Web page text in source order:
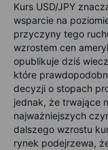
Kurs USD/JPY
wsparcie na
przyczyny tego
wzrostem cen
opublikuje dziś
które
decyzji o stopach
jednak, że trwające
najważniejszych
dalszego wzrostu
rynek podejrzewa,